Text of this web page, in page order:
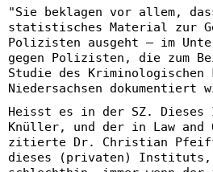
"Sie beklagen vor allem,
statistisches Material zur
Polizisten ausgeht – im
gegen Polizisten, die zum
Studie des
Niedersachsen dokumentiert
Heisst es in der SZ.
Knüller, und der in Law and
zitierte Dr. Christian
dieses (privaten) Instituts,